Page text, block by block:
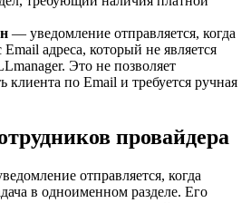
— уведомление отправляется, когда
адреса, который не является
Это не позволяет
клиента по Email и требуется ручная
провайдера
отправляется, когда
в одноименном разделе. Его